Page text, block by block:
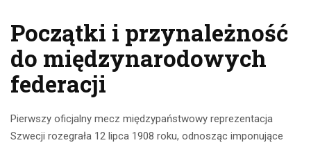
Początki i przynależność
do międzynarodowych
federacji
Pierwszy oficjalny mecz międzypaństwowy reprezentacja
Szwecji rozegrała 12 lipca 1908 roku, odnosząc imponujące